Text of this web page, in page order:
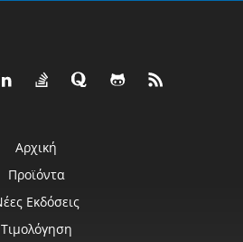
Αρχική
Προϊόντα
Εκδόσεις
Τιμολόγηση